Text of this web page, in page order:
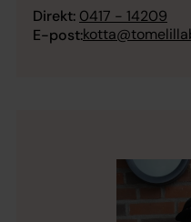
Direkt: 0417 - 14209
E-post: